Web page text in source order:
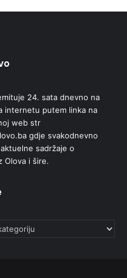
24. sata dnevno na
internetu putem linka na
web str
gdje svakodnevno
sadržaje o
Olova i šire.